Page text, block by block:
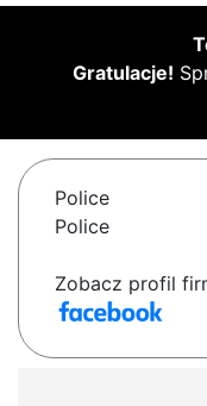
Gratulacje!
Police
Police
Zobacz profil